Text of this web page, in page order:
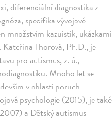
diferenciální diagnostika z
specifika vývojové
množstvím kazuistik, ukázkami
Thorová, Ph.D., je
pro autismus, z. ú.,
Mnoho let se
v oblasti poruch
psychologie (2015), je také
a Dětský autismus